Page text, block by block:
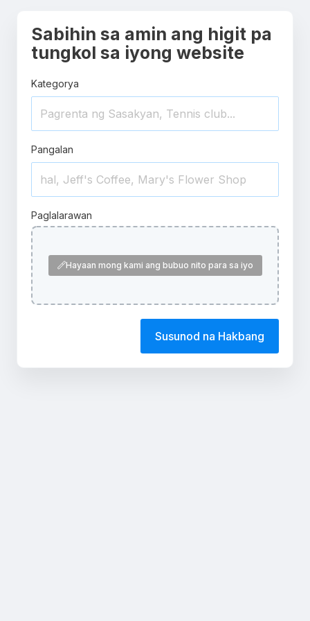
Sabihin sa amin ang higit pa
tungkol sa iyong website
Kategorya
Pangalan
Paglalarawan
Hayaan mong kami ang bubuo nito para sa iyo
Susunod na Hakbang